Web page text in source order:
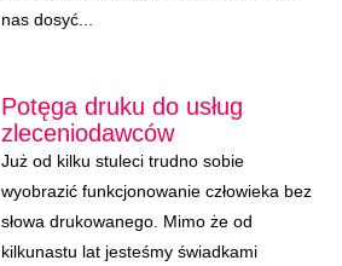
nas dosyć...
Potęga druku do usług
zleceniodawców
Już od kilku stuleci trudno sobie
wyobrazić funkcjonowanie człowieka bez
słowa drukowanego. Mimo że od
kilkunastu lat jesteśmy świadkami